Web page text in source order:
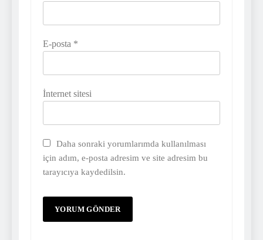
E-posta *
İnternet sitesi
Daha sonraki yorumlarımda kullanılması
için adım, e-posta adresim ve site adresim bu
tarayıcıya kaydedilsin.